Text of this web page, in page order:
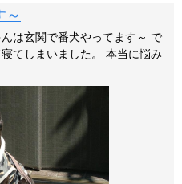
～
は玄関で番犬やってます～ で
てしまいました。 本当に悩み